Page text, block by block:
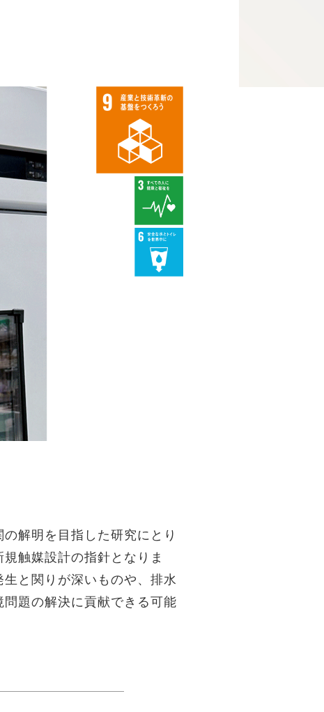
解明を目指した研究にとり
触媒設計の指針となりま
と関りが深いものや、排水
題の解決に貢献できる可能